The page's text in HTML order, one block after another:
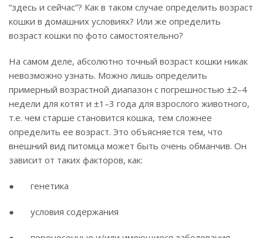
“здесь и сейчас”? Как в таком случае определить возраст
кошки в домашних условиях? Или же определить
возраст кошки по фото самостоятельно?
На самом деле, абсолютно точный возраст кошки никак
невозможно узнать. Можно лишь определить
примерный возрастной диапазон с погрешностью ±2–4
недели для котят и ±1–3 года для взрослого животного,
т.е. чем старше становится кошка, тем сложнее
определить ее возраст. Это объясняется тем, что
внешний вид питомца может быть очень обманчив. Он
зависит от таких факторов, как:
● генетика
● условия содержания